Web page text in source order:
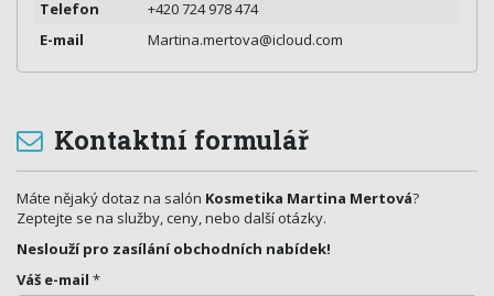
Telefon
+420 724 978 474
E-mail
Martina.mertova@icloud.com
Kontaktní formulář
Máte nějaký dotaz na salón Kosmetika Martina Mertová?
Zeptejte se na služby, ceny, nebo další otázky.
Neslouží pro zasílání obchodních nabídek!
Váš e-mail *